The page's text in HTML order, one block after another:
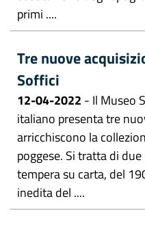
primi ....
Tre nuove
Soffici
12-04-2022 - Il Museo
italiano presenta tre
arricchiscono la
poggese. Si tratta di
tempera su carta, del
inedita del ....